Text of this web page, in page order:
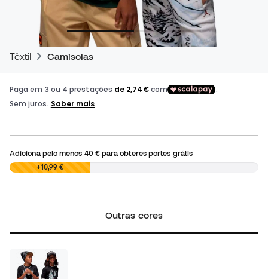
Têxtil Camisolas
Adiciona pelo menos 40 €para obteres portes grátis
0,00 € +10,99 €
Outras cores